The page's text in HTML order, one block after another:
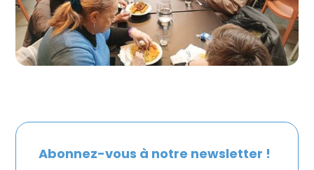
Abonnez-vous à notre newsletter !